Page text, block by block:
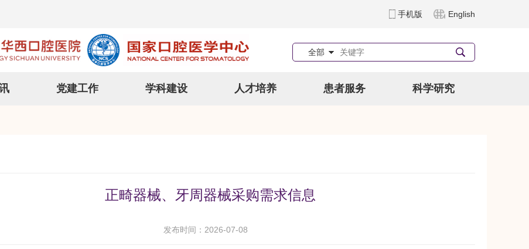
手机版 English
全部
党建工作 学科建设 人才培养 患者服务 科学研究
正畸器械、牙周器械采购需求信息
发布时间：2026-07-08